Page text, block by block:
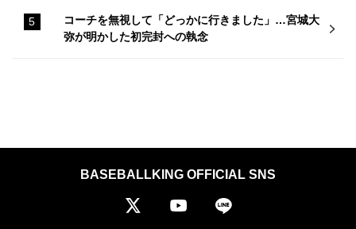
コーチを無視して「どっかに行きました」…宮城大
弥が明かした初完封への執念
BASEBALLKING OFFICIAL SNS